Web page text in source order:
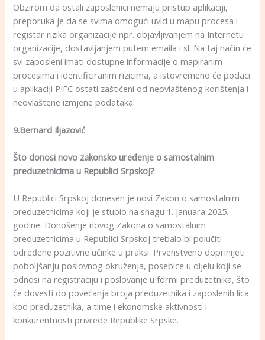
Obzirom da ostali zaposlenici nemaju pristup aplikaciji,
preporuka je da se svima omogući uvid u mapu procesa i
registar rizika organizacije npr. objavljivanjem na Internetu
organizacije, dostavljanjem putem emaila i sl. Na taj način će
svi zaposleni imati dostupne informacije o mapiranim
procesima i identificiranim rizicima, a istovremeno će podaci
u aplikaciji PIFC ostati zaštićeni od neovlaštenog korištenja i
neovlaštene izmjene podataka.
9.Bernard Iljazović
Što donosi novo zakonsko uređenje o samostalnim
preduzetnicima u Republici Srpskoj?
U Republici Srpskoj donesen je novi Zakon o samostalnim
preduzetnicima koji je stupio na snagu 1. januara 2025.
godine. Donošenje novog Zakona o samostalnim
preduzetnicima u Republici Srpskoj trebalo bi polučiti
određene pozitivne učinke u praksi. Prvenstveno doprinijeti
poboljšanju poslovnog okruženja, posebice u dijelu koji se
odnosi na registraciju i poslovanje u formi preduzetnika, što
će dovesti do povećanja broja preduzetnika i zaposlenih lica
kod preduzetnika, a time i ekonomske aktivnosti i
konkurentnosti privrede Republike Srpske.